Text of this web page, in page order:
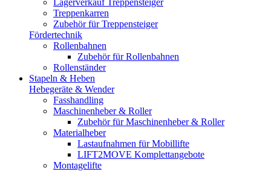
Lagerverkauf Treppensteiger
Treppenkarren
Zubehör für Treppensteiger
Fördertechnik
Rollenbahnen
Zubehör für Rollenbahnen
Rollenständer
Stapeln & Heben
Hebegeräte & Wender
Fasshandling
Maschinenheber & Roller
Zubehör für Maschinenheber & Roller
Materialheber
Lastaufnahmen für Mobillifte
LIFT2MOVE Komplettangebote
Montagelifte